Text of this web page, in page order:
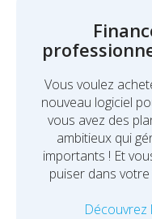
Vous voulez
nouveau logiciel
vous avez des
ambitieux qui
importants ! Et
puiser dans
Découvrez